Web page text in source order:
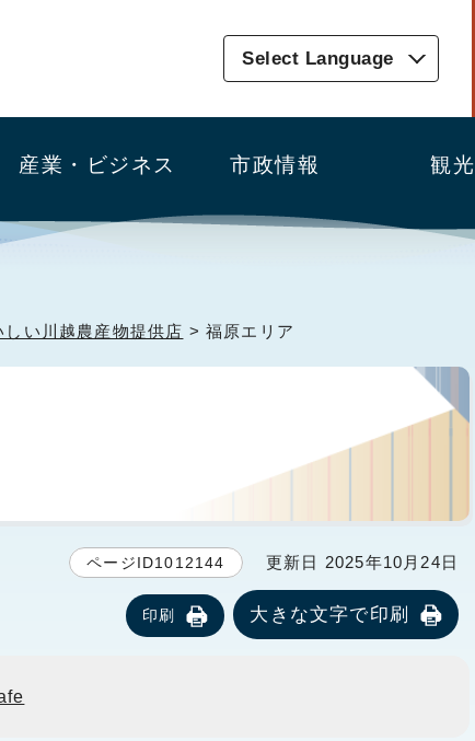
Select Language
産業・ビジネス 市政情報 観光
しい川越農産物提供店 > 福原エリア
ページID1012144 更新日 2025年10月24日
印刷 大きな文字で印刷